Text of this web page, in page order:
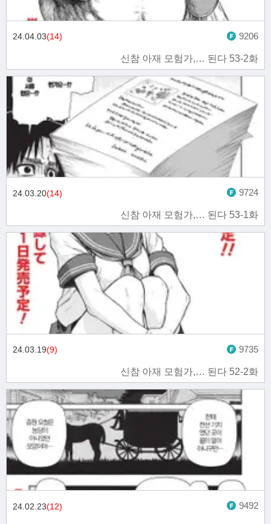
신참 아재 모험가,… 된다 53-2화
24.04.03(14) 9206
신참 아재 모험가,… 된다 53-1화
24.03.20(14) 9724
신참 아재 모험가,… 된다 52-2화
24.03.19(9) 9735
24.02.23(12) 9492